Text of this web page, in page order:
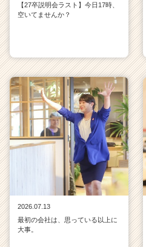
【27卒説明会ラスト】今日17時、
空いてませんか？
2026.07.13
最初の会社は、思っている以上に
大事。